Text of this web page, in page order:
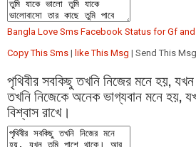
Bangla Love Sms Facebook Status for Gf
Copy This Sms | like This Msg | Send This Msg
পৃথিবীর সবকিছু তখনি নিজের মনে হয়,
তখনি নিজেকে অনেক ভাগ্যবান মনে হয়,
বিশ্বাস রাখে।